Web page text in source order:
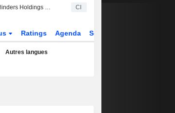
Chesterfield Special Cylinders Holdings plc annonce le départ de Chris Walters de son poste de directeur général, effectif au 31 juillet 2026 CI
Ratings Agenda Secteur
Autres langues